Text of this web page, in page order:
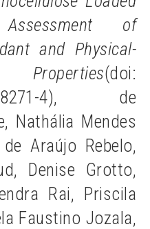
of
and Physical-
(doi:
4), de
Nathália Mendes
Araújo Rebelo,
Denise Grotto,
Rai, Priscila
Faustino Jozala,